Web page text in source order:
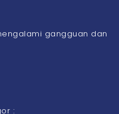
gangguan dan
: